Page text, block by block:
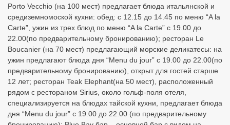
Porto Vecchio (на 100 мест) предлагает блюда итальянской и
средиземномоской кухни: обед: с 12.15 до 14.45 по меню “A la
Carte”, ужин из трех блюд по меню “A la Carte” с 19.00 до
22.00(по предварительному бронированию); ресторан Le
Boucanier (на 70 мест) предлагающий морские деликатесы: на
ужин предлагают блюда дня “Menu du jour” с 19.00 до 22.00(по
предварительному бронированию), открыт для гостей старше
12 лет; ресторан Teak Elephant(на 50 мест), расположенный
рядом с рестораном Sirius, около гольф-поля отеля,
специализируется на блюдах тайской кухни, предлагает блюда
дня “Menu du jour” с 19.00 до 22.00 (по предварительному